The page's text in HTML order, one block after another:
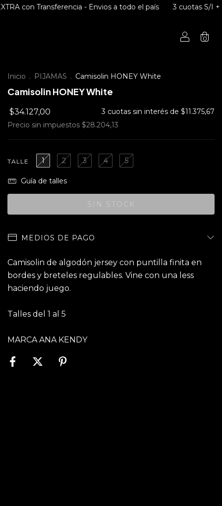
- Envios a todo el país 3 cuotas S/I + 10%OFF
0
Inicio . PIJAMAS . Camisolin HONEY White
Camisolin HONEY White
$34.127,00 3 cuotas sin interés de $11.375,67
Precio sin impuestos $28.204,13
TALLE 1 2 3 4 5
Guía de talles
MEDIOS DE PAGO
Camisolin de algodón jersey con puntilla finita en
bordes y breteles regulables. Vine con una less
haciendo juego.
Talles del 1 al 5
MARCA ANA KENDY